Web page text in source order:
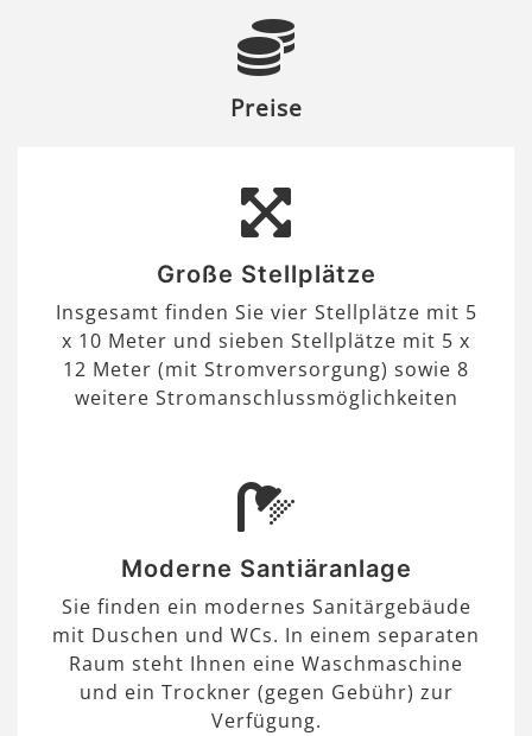
Preise
Große Stellplätze
Insgesamt finden Sie vier Stellplätze mit 5
x 10 Meter und sieben Stellplätze mit 5 x
12 Meter (mit Stromversorgung) sowie 8
weitere Stromanschlussmöglichkeiten
Moderne Santiäranlage
Sie finden ein modernes Sanitärgebäude
mit Duschen und WCs. In einem separaten
Raum steht Ihnen eine Waschmaschine
und ein Trockner (gegen Gebühr) zur
Verfügung.